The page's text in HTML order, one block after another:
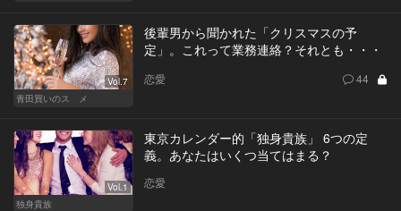
Vol.7
青田買いのスゝメ
後輩男から聞かれた「クリスマスの予
定」。これって業務連絡？それとも・・・
恋愛 44
Vol.1
独身貴族
東京カレンダー的「独身貴族」 6つの定
義。あなたはいくつ当てはまる？
恋愛